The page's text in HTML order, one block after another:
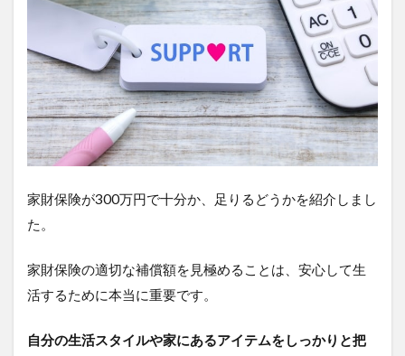
家財保険が300万円で十分か、足りるどうかを紹介しまし
た。
家財保険の適切な補償額を見極めることは、安心して生
活するために本当に重要です。
自分の生活スタイルや家にあるアイテムをしっかりと把